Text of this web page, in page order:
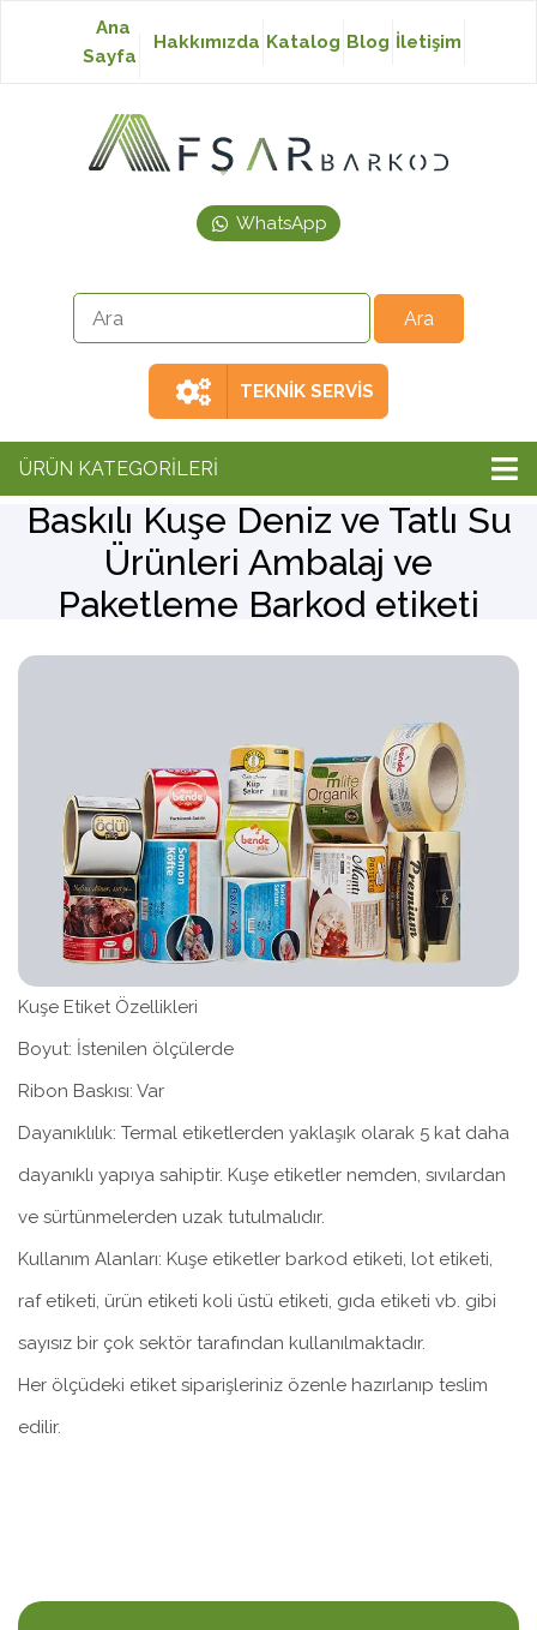
Baskısız Etiket
Japon Akmaz Yıkama
Ribon
Barkod Yazıcı
Barkod Okuyucu
Ana
Sayfa
Hakkımızda Katalog Blog İletişim
WhatsApp
TEKNİK SERVİS
ÜRÜN KATEGORİLERİ
Baskılı Kuşe Deniz ve Tatlı Su
Ürünleri Ambalaj ve
Paketleme Barkod etiketi
Kuşe Etiket Özellikleri
Boyut: İstenilen ölçülerde
Ribon Baskısı: Var
Dayanıklılık: Termal etiketlerden yaklaşık olarak 5 kat daha
dayanıklı yapıya sahiptir. Kuşe etiketler nemden, sıvılardan
ve sürtünmelerden uzak tutulmalıdır.
Kullanım Alanları: Kuşe etiketler barkod etiketi, lot etiketi,
raf etiketi, ürün etiketi koli üstü etiketi, gıda etiketi vb. gibi
sayısız bir çok sektör tarafından kullanılmaktadır.
Her ölçüdeki etiket siparişleriniz özenle hazırlanıp teslim
edilir.